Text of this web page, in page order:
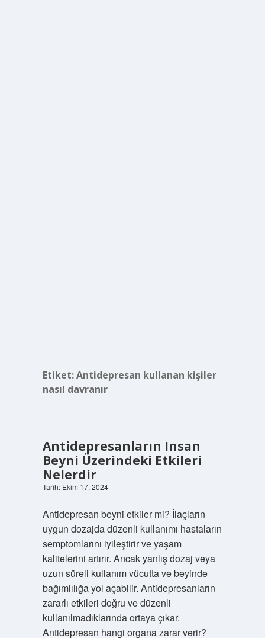
Etiket:Antidepresan kullanan kişiler
nasıl davranır
Antidepresanların Insan
Beyni Üzerindeki Etkileri
Nelerdir
Tarih: Ekim 17, 2024
Antidepresan beyni etkiler mi? İlaçların
uygun dozajda düzenli kullanımı hastaların
semptomlarını iyileştirir ve yaşam
kalitelerini artırır. Ancak yanlış dozaj veya
uzun süreli kullanım vücutta ve beyinde
bağımlılığa yol açabilir. Antidepresanların
zararlı etkileri doğru ve düzenli
kullanılmadıklarında ortaya çıkar.
Antidepresan hangi organa zarar verir?